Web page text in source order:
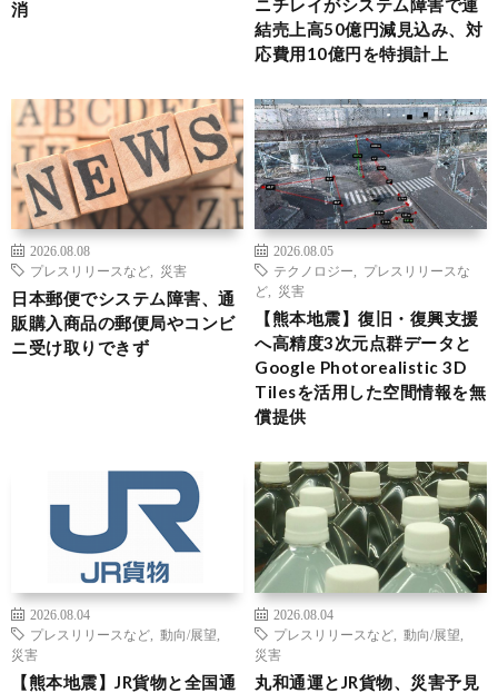
消
ニチレイがシステム障害で連
結売上高50億円減見込み、対
応費用10億円を特損計上
2026.08.08
プレスリリースなど
災害
日本郵便でシステム障害、通
販購入商品の郵便局やコンビ
ニ受け取りできず
2026.08.05
テクノロジー
プレスリリースな
ど
災害
【熊本地震】復旧・復興支援
へ高精度3次元点群データと
Google Photorealistic 3D
Tilesを活用した空間情報を無
償提供
2026.08.04
プレスリリースなど
動向/展望
災害
【熊本地震】JR貨物と全国通
2026.08.04
プレスリリースなど
動向/展望
災害
丸和通運とJR貨物、災害予見